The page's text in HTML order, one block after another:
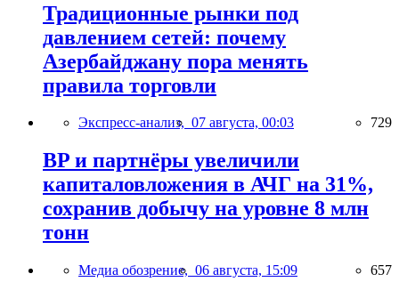
Традиционные рынки под
давлением сетей: почему
Азербайджану пора менять
правила торговли
Экспресс-анализ, 07 августа, 00:03 729
BP и партнёры увеличили
капиталовложения в АЧГ на 31%,
сохранив добычу на уровне 8 млн
тонн
Медиа обозрение, 06 августа, 15:09 657